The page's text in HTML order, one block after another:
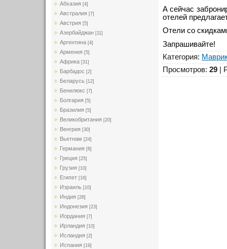
Абхазия [4]
Австралия [7]
Австрия [5]
Азербайджан [11]
Аргентина [4]
Армения [5]
Африка [31]
Барбадос [2]
Беларусь [12]
Бенилюкс [7]
Болгария [5]
Бразилия [5]
Великобритания [20]
Венгрия [30]
Вьетнам [24]
Германия [8]
Греция [25]
Грузия [10]
Египет [16]
Израиль [10]
Индия [28]
Индонезия [23]
Иордания [7]
Ирландия [10]
Исландия [2]
Испания [19]
А сейчас
отелей
Отели со
Запрашивайте!
Категория:
Просмотров: 29